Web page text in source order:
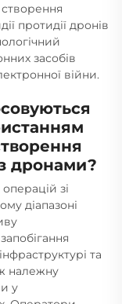
протидії дронів
засобів
війни.
дронами?
зі
діапазоні
та
належну
у